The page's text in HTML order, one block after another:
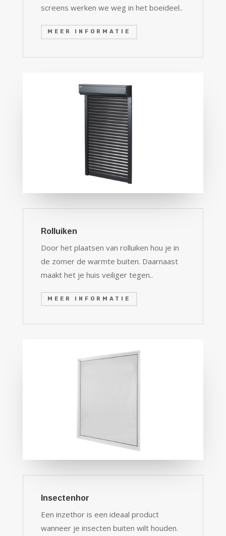
screens werken we weg in het boeideel..
MEER INFORMATIE
Rolluiken
Door het plaatsen van rolluiken hou je in
de zomer de warmte buiten. Daarnaast
maakt het je huis veiliger tegen..
MEER INFORMATIE
Insectenhor
Een inzethor is een ideaal product
wanneer je insecten buiten wilt houden.